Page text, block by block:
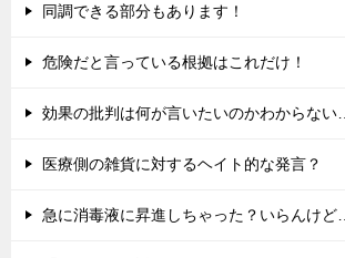
同調できる部分もあります！
危険だと言っている根拠はこれだけ！
効果の批判は何が言いたいのかわからない…
医療側の雑貨に対するヘイト的な発言？
急に消毒液に昇進しちゃった？いらんけど…